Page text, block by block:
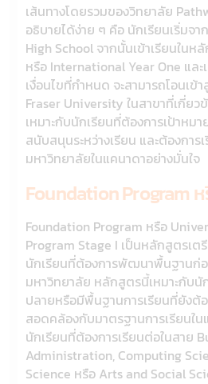
เส้นทางโดยรวมของวิทยาลัย
อธิบายได้ง่าย ๆ คือ นักเรียนเริ่มจ
High School จากนั้นเข้าเรียนในห
หรือ International Year One และ
เงื่อนไขที่กำหนด จะสามารถโอนเข้
Fraser University ในสาขาที่เกี่ยว
เหมาะกับนักเรียนที่ต้องการเป้าหม
สนับสนุนระหว่างเรียน และต้องการ
มหาวิทยาลัยในแคนาดาอย่างมั่นใจ
Foundation Program ห
Foundation Program หรือ
Program Stage I เป็นหลักสูตรเ
นักเรียนที่ต้องการพัฒนาพื้นฐานก่อ
มหาวิทยาลัย หลักสูตรนี้เหมาะกับ
ปลายหรือมีพื้นฐานการเรียนที่ยังต้
สอดคล้องกับมาตรฐานการเรียนใน
นักเรียนที่ต้องการเรียนต่อในสาย
Administration, Computing
Science หรือ Arts and Social